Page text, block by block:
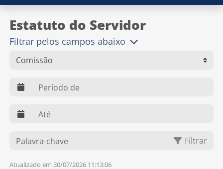
Estatuto do Servidor
Filtrar pelos campos abaixo
web.dts
web.dte
O que você procura? Filtrar
Atualizado em 30/07/2026 11:13:06